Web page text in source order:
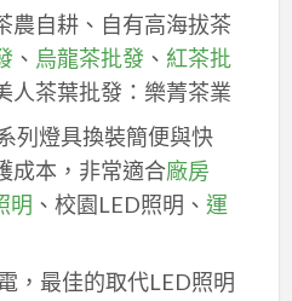
農自耕、自有高海拔茶
、 烏龍茶批發、 紅茶批
人茶葉批發：樂菁茶業
列燈具換裝簡便與快
成本，非常適合廠房
明 、校園LED照明、 運
，最佳的取代LED照明